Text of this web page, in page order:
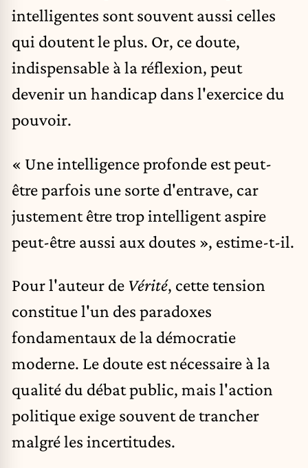
intelligentes sont souvent aussi celles
qui doutent le plus. Or, ce doute,
indispensable à la réflexion, peut
devenir un handicap dans l'exercice du
pouvoir.
« Une intelligence profonde est peut-
être parfois une sorte d'entrave, car
justement être trop intelligent aspire
peut-être aussi aux doutes », estime-t-il.
Pour l'auteur de Vérité, cette tension
constitue l'un des paradoxes
fondamentaux de la démocratie
moderne. Le doute est nécessaire à la
qualité du débat public, mais l'action
politique exige souvent de trancher
malgré les incertitudes.